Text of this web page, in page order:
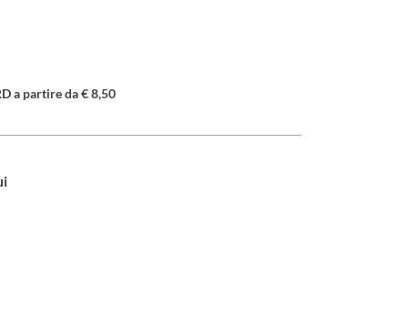
a partire da € 8,50